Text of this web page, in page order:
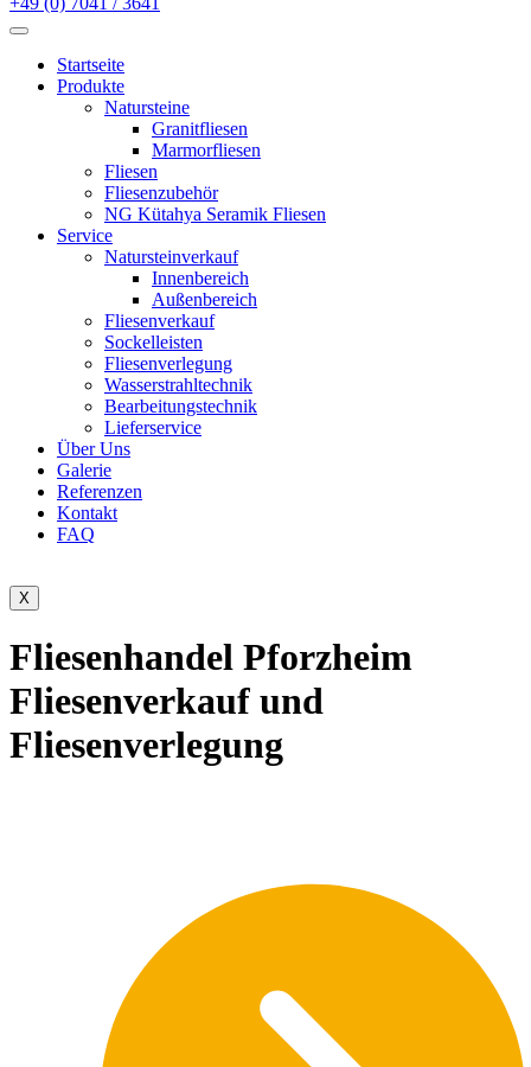
Startseite
Produkte
Natursteine
Granitfliesen
Marmorfliesen
Fliesen
Fliesenzubehör
NG Kütahya Seramik Fliesen
Service
Natursteinverkauf
Innenbereich
Außenbereich
Fliesenverkauf
Sockelleisten
Fliesenverlegung
Wasserstrahltechnik
Bearbeitungstechnik
Lieferservice
Über Uns
Galerie
Referenzen
Kontakt
FAQ
X
Fliesenhandel Pforzheim
Fliesenverkauf und
Fliesenverlegung